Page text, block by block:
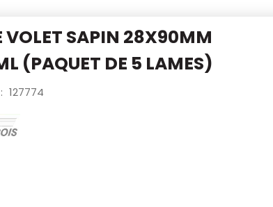
VOLET SAPIN 28X90MM
(PAQUET DE 5 LAMES)
127774